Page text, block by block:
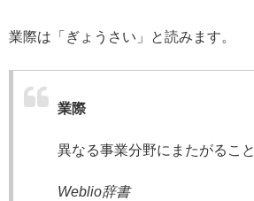
業際は「ぎょうさい」と読みます。
業際
異なる事業分野にまたがること
Weblio辞書